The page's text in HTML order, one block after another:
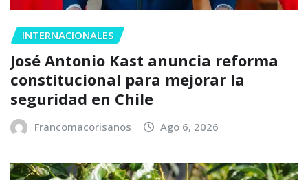
INTERNACIONALES
José Antonio Kast anuncia reforma
constitucional para mejorar la
seguridad en Chile
Francomacorisanos Ago 6, 2026